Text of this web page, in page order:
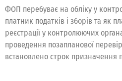
ФОП перебуває на обліку у
платник податків і зборів та як
реєстрації у контролюючих
проведення позапланової
встановлено строк призначення